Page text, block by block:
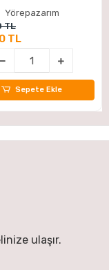
Yörepazarım
TL
TL
Sepete Ekle
ulaşır.